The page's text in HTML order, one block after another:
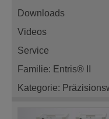
Downloads
Videos
Service
Familie: Entris® II
Kategorie: